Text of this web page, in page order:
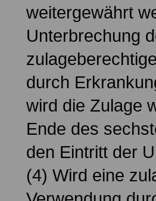
weitergewährt
Unterbrechung
durch
wird die Zulage
Ende des
den Eintritt der
(4) Wird eine